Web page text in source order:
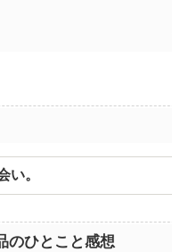
い。
のひとこと感想